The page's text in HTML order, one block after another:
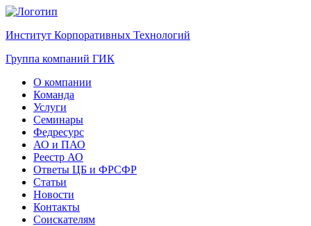
Институт Корпоративных Технологий
Группа компаний ГИК
О компании
Команда
Услуги
Семинары
Федресурс
АО и ПАО
Реестр АО
Ответы ЦБ и ФРСФР
Статьи
Новости
Контакты
Соискателям